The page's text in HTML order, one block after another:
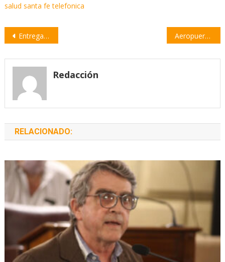
salud santa fe telefonica
Navegación
entradas
Entregaron casi 2 mil tarjetas alimentarias en Villa Constitución Aeropuerto de Rosario refuerza protocolos sanitarios
Redacción
RELACIONADO: